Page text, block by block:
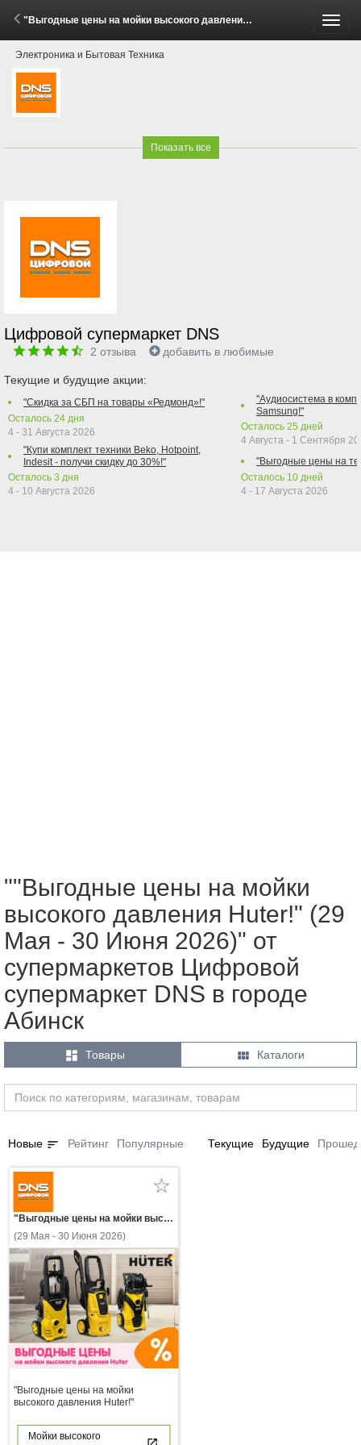
"Выгодные цены на мойки высокого давления Huter!" (29 Мая - 30 Июня 2026)
Электроника и Бытовая Техника
Показать все
Цифровой супермаркет DNS
2 отзыва добавить в любимые
Текущие и будущие акции:
"Скидка за СБП на товары «Редмонд»!"
Осталось 24 дня
4 - 31 Августа 2026
"Купи комплект техники Beko, Hotpoint,
Indesit - получи скидку до 30%!"
Осталось 3 дня
4 - 10 Августа 2026
"Аудиосистема в
Samsung!"
Осталось 25 дней
4 Августа - 1 Сентября
"Выгодные цены на
Осталось 10 дней
4 - 17 Августа 2026
""Выгодные цены на мойки
высокого давления Huter!" (29
Мая - 30 Июня 2026)" от
супермаркетов Цифровой
супермаркет DNS в городе
Абинск
 Товары  Каталоги
Новые sort Рейтинг Популярные Текущие Будущие
"Выгодные цены на мойки высокого давления Huter!"
(29 Мая - 30 Июня 2026)
"Выгодные цены на мойки
высокого давления Huter!"
Мойки высокого